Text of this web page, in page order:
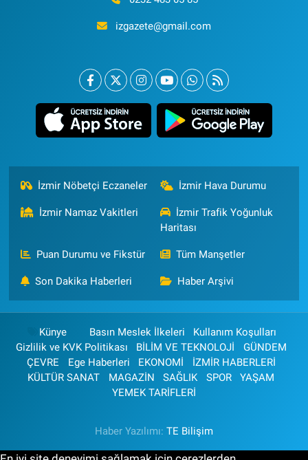
izgazete@gmail.com
İzmir Nöbetçi Eczaneler İzmir Hava Durumu
İzmir Namaz Vakitleri
İzmir Trafik Yoğunluk
Haritası
Puan Durumu ve Fikstür Tüm Manşetler
Son Dakika Haberleri Haber Arşivi
Künye Basın Meslek İlkeleri
Kullanım Koşulları
Gizlilik ve KVK Politikası
BİLİM VE TEKNOLOJİ
GÜNDEM
ÇEVRE
Ege Haberleri EKONOMİ
İZMİR HABERLERİ
KÜLTÜR SANAT
MAGAZİN SAĞLIK SPOR
YAŞAM
YEMEK TARİFLERİ
Haber Yazılımı: TE Bilişim